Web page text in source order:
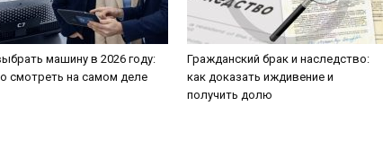
машину в 2026 году:
смотреть на самом деле
Гражданский брак и наследство:
как доказать иждивение и
получить долю